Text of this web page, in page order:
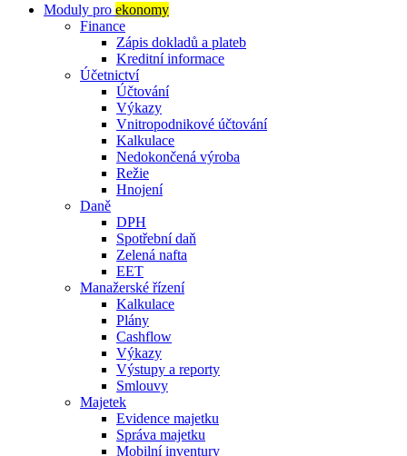
Moduly pro ekonomy
Finance
Zápis dokladů a plateb
Kreditní informace
Účetnictví
Účtování
Výkazy
Vnitropodnikové účtování
Kalkulace
Nedokončená výroba
Režie
Hnojení
Daně
DPH
Spotřební daň
Zelená nafta
EET
Manažerské řízení
Kalkulace
Plány
Cashflow
Výkazy
Výstupy a reporty
Smlouvy
Majetek
Evidence majetku
Správa majetku
Mobilní inventury